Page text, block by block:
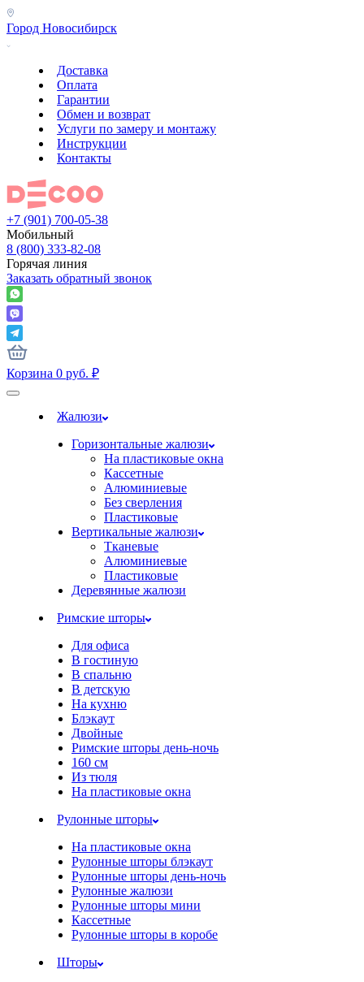
Город Новосибирск
Доставка
Оплата
Гарантии
Обмен и возврат
Услуги по замеру и монтажу
Инструкции
Контакты
+7 (901) 700-05-38
Мобильный
8 (800) 333-82-08
Горячая линия
Заказать обратный звонок
Корзина 0 руб. ₽
Жалюзи
Горизонтальные жалюзи
На пластиковые окна
Кассетные
Алюминиевые
Без сверления
Пластиковые
Вертикальные жалюзи
Тканевые
Алюминиевые
Пластиковые
Деревянные жалюзи
Римские шторы
Для офиса
В гостиную
В спальню
В детскую
На кухню
Блэкаут
Двойные
Римские шторы день-ночь
160 см
Из тюля
На пластиковые окна
Рулонные шторы
На пластиковые окна
Рулонные шторы блэкаут
Рулонные шторы день-ночь
Рулонные жалюзи
Рулонные шторы мини
Кассетные
Рулонные шторы в коробе
Шторы